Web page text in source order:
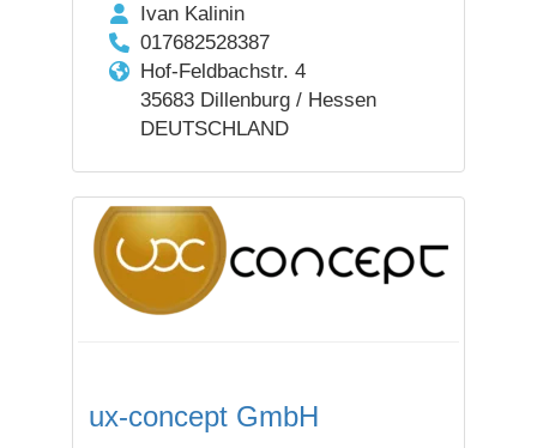
Ivan Kalinin
017682528387
Hof-Feldbachstr. 4
35683 Dillenburg / Hessen
DEUTSCHLAND
ux-concept GmbH